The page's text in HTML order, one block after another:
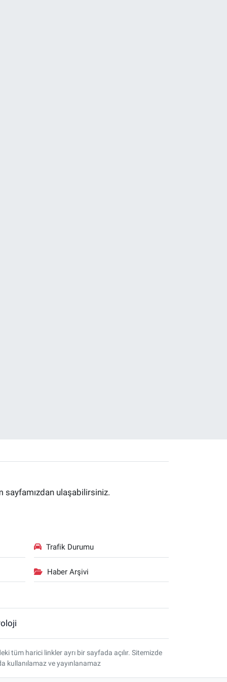
sayfamızdan ulaşabilirsiniz.
Trafik Durumu
Haber Arşivi
tüm harici linkler ayrı bir sayfada açılır. Sitemizde
kullanılamaz ve yayınlanamaz